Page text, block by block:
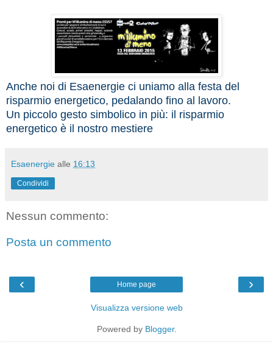
Anche noi di Esaenergie ci uniamo alla festa del
risparmio energetico, pedalando fino al lavoro.
Un piccolo gesto simbolico in più: il risparmio
energetico è il nostro mestiere
Esaenergie alle 16:13
Condividi
Nessun commento:
Posta un commento
‹ ›
Home page
Visualizza versione web
Powered by Blogger.